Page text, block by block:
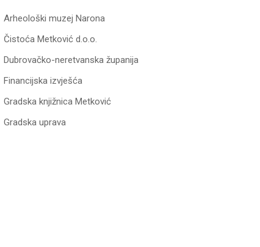
Arheološki muzej Narona
Čistoća Metković d.o.o.
Dubrovačko-neretvanska županija
Financijska izvješća
Gradska knjižnica Metković
Gradska uprava